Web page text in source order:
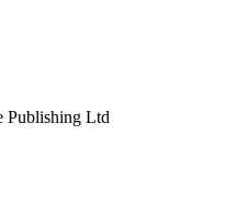
Publishing Ltd